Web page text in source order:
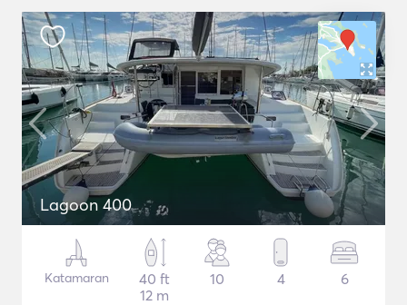
Lagoon 400
Katamaran
40 ft
12 m
10 4 6